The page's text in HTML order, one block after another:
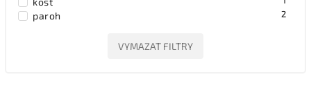
paroh 2
VYMAZAT FILTRY